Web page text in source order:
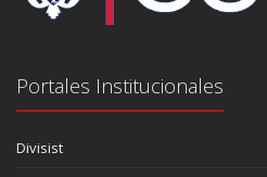
Portales Institucionales
Divisist